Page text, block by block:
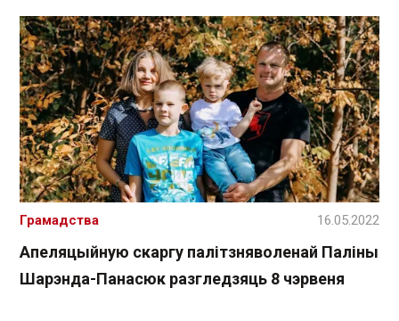
Апеляцыйную скаргу палітзняволенай Паліны
Шарэнда-Панасюк разгледзяць 8 чэрвеня
Грамадства 16.05.2022